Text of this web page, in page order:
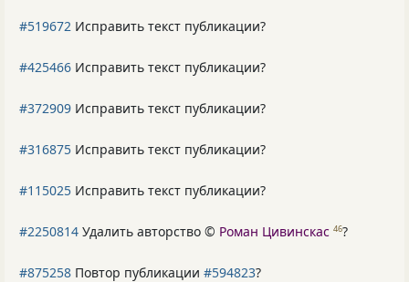
#519672 Исправить текст публикации?
#425466 Исправить текст публикации?
#372909 Исправить текст публикации?
#316875 Исправить текст публикации?
#115025 Исправить текст публикации?
#2250814 Удалить авторство © Роман Цивинскас 46?
#875258 Повтор публикации #594823?